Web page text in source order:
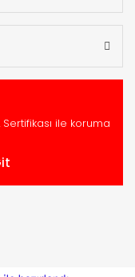
ile koruma